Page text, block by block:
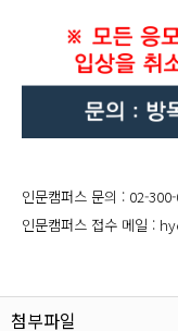
인문캠퍼스 문의 : 02-
인문캠퍼스 접수 메일 :
첨부파일